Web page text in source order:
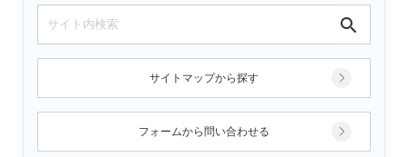
サイトマップから探す
フォームから問い合わせる